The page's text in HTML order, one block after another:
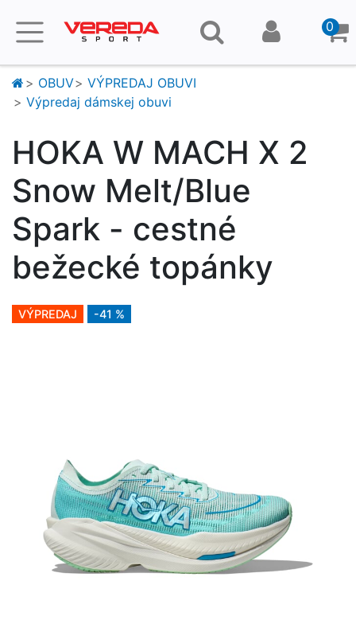
0
OBUV
VÝPREDAJ OBUVI
Výpredaj dámskej obuvi
HOKA W MACH X 2
Snow Melt/Blue
Spark - cestné
bežecké topánky
VÝPREDAJ -41 %